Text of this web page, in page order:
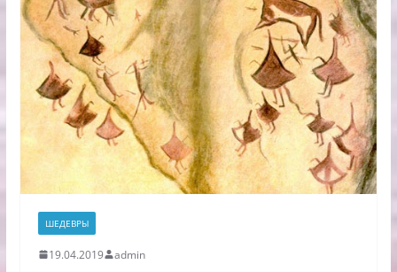
ШЕДЕВРЫ
19.04.2019 admin